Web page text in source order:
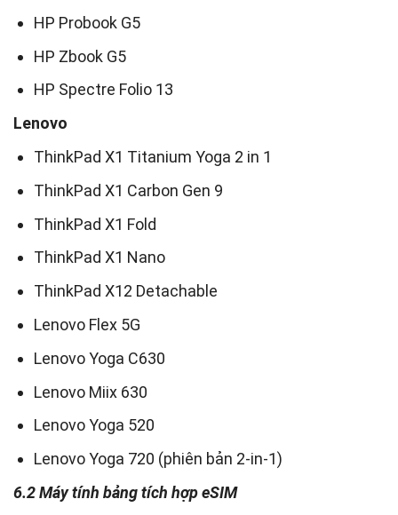
HP Probook G5
HP Zbook G5
HP Spectre Folio 13
Lenovo
ThinkPad X1 Titanium Yoga 2 in 1
ThinkPad X1 Carbon Gen 9
ThinkPad X1 Fold
ThinkPad X1 Nano
ThinkPad X12 Detachable
Lenovo Flex 5G
Lenovo Yoga C630
Lenovo Miix 630
Lenovo Yoga 520
Lenovo Yoga 720 (phiên bản 2-in-1)
6.2 Máy tính bảng tích hợp eSIM